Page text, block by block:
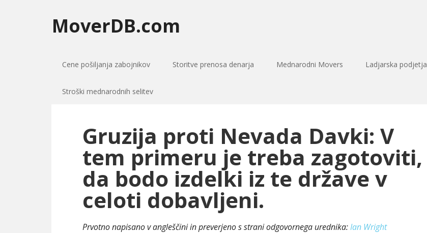
MoverDB.com
Cene pošiljanja zabojnikov Storitve prenosa denarja Mednarodni Movers Ladjarska podjetja
Stroški mednarodnih selitev
Gruzija proti Nevada Davki: V
tem primeru je treba zagotoviti,
da bodo izdelki iz te države v
celoti dobavljeni.
Prvotno napisano v angleščini in preverjeno s strani odgovornega urednika:Ian Wright